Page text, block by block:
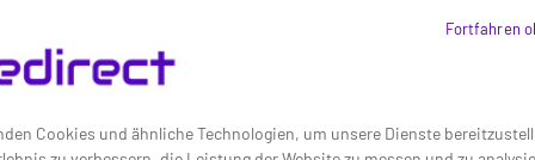
Cookies und ähnliche Technologien, um unsere Dienste
Fortfahren